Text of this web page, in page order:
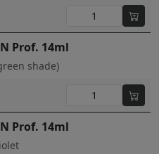
Prof. 14ml
shade)
Prof. 14ml